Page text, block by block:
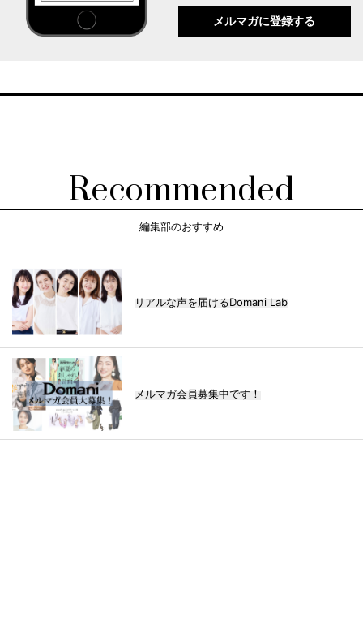
メルマガに登録する
Recommended
編集部のおすすめ
リアルな声を届けるDomani Lab
メルマガ会員募集中です！